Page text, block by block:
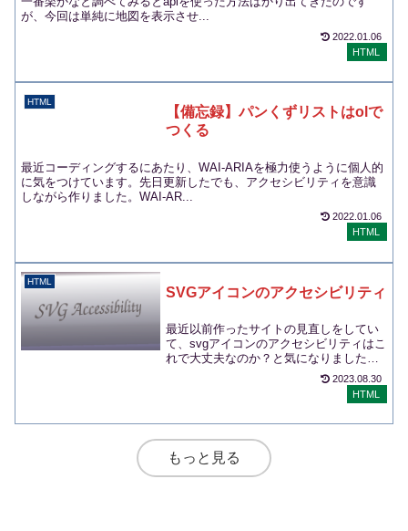
が、今回は単純に地図を表示させ...
2022.01.06
HTML
HTML
【備忘録】パンくずリストはolで
つくる
最近コーディングするにあたり、WAI-ARIAを極力使うように個人的
に気をつけています。先日更新したでも、アクセシビリティを意識
しながら作りました。WAI-AR...
2022.01.06
HTML
HTML
SVGアイコンのアクセシビリティ
最近以前作ったサイトの見直しをしてい
て、svgアイコンのアクセシビリティはこ
れで大丈夫なのか？と気になりました。
アクセシビリティとは何？という方に簡
2023.08.30
HTML
もっと見る